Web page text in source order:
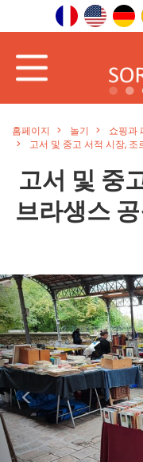
홈페이지 놀기
쇼핑과
고서 및 중고 서적 시장,
고서 및 중
브라생스
<